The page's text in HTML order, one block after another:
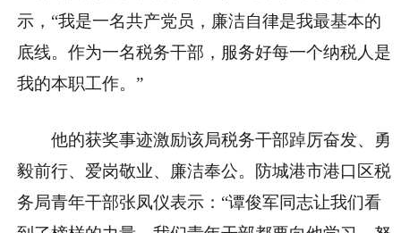
示，“我是一名共产党员，廉洁自律是我最基本的
底线。作为一名税务干部，服务好每一个纳税人是
我的本职工作。”
他的获奖事迹激励该局税务干部踔厉奋发、勇
毅前行、爱岗敬业、廉洁奉公。防城港市港口区税
务局青年干部张凤仪表示：“谭俊军同志让我们看